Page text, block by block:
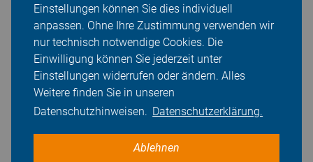
Einstellungen können Sie dies individuell
anpassen. Ohne Ihre Zustimmung verwenden wir
nur technisch notwendige Cookies. Die
Einwilligung können Sie jederzeit unter
Einstellungen widerrufen oder ändern. Alles
Weitere finden Sie in unseren
Datenschutzhinweisen. Datenschutzerklärung.
Ablehnen
Bleiben Sie in Kontakt